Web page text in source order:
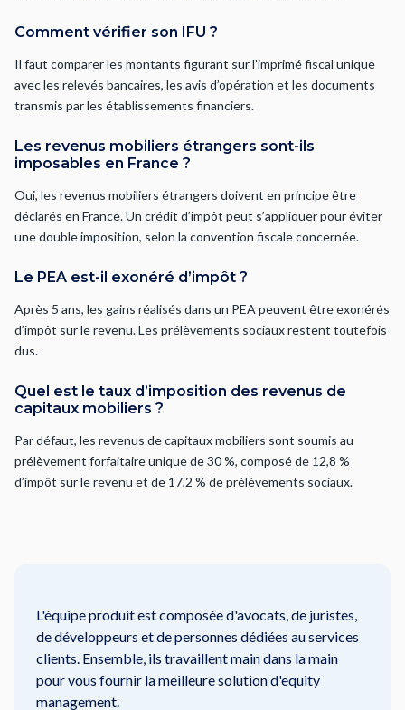
Comment vérifier son IFU ?
Il faut comparer les montants figurant sur l’imprimé fiscal unique
avec les relevés bancaires, les avis d’opération et les documents
transmis par les établissements financiers.
Les revenus mobiliers étrangers sont-ils
imposables en France ?
Oui, les revenus mobiliers étrangers doivent en principe être
déclarés en France. Un crédit d’impôt peut s’appliquer pour éviter
une double imposition, selon la convention fiscale concernée.
Le PEA est-il exonéré d’impôt ?
Après 5 ans, les gains réalisés dans un PEA peuvent être exonérés
d’impôt sur le revenu. Les prélèvements sociaux restent toutefois
dus.
Quel est le taux d’imposition des revenus de
capitaux mobiliers ?
Par défaut, les revenus de capitaux mobiliers sont soumis au
prélèvement forfaitaire unique de 30 %, composé de 12,8 %
d’impôt sur le revenu et de 17,2 % de prélèvements sociaux.
L'équipe produit est composée d'avocats, de juristes,
de développeurs et de personnes dédiées au services
clients. Ensemble, ils travaillent main dans la main
pour vous fournir la meilleure solution d'equity
management.